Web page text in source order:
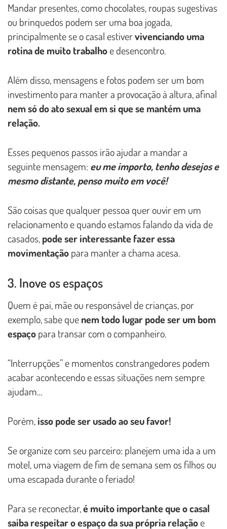
Mandar presentes, como chocolates, roupas sugestivas
ou brinquedos podem ser uma boa jogada,
principalmente se o casal estivervivenciando uma
rotina de muito trabalhoe desencontro.
Além disso, mensagens e fotos podem ser um bom
investimento para manter a provocação à altura, afinal
nem só do ato sexual em si que se mantém uma
relação.
Esses pequenos passos irão ajudar a mandar a
seguinte mensagem: eu me importo, tenho desejos e
mesmo distante, penso muito em você!
São coisas que qualquer pessoa quer ouvir em um
relacionamento e quando estamos falando da vida de
casados,pode ser interessante fazer essa
movimentaçãopara manter a chama acesa.
3. Inove os espaços
Quem é pai, mãe ou responsável de crianças, por
exemplo, sabe quenem todo lugar pode ser um bom
espaçopara transar com o companheiro.
“Interrupções” e momentos constrangedores podem
acabar acontecendo e essas situações nem sempre
ajudam…
Porém,isso pode ser usado ao seu favor!
Se organize com seu parceiro: planejem uma ida a um
motel, uma viagem de fim de semana sem os filhos ou
uma escapada durante o feriado!
Para se reconectar,é muito importante que o casal
saiba respeitar o espaço da sua própria relaçãoe